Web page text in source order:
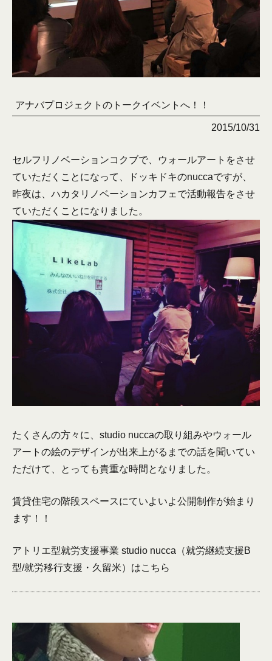
アナバプロジェクトのトークイベントへ！！
2015/10/31
セルフリノベーションコクブで、ウォールアートをさせ
ていただくことになって、ドッキドキのnuccaですが、
昨夜は、ハカタリノベーションカフェで活動報告をさせ
ていただくことになりました。
たくさんの方々に、studio nuccaの取り組みやウォール
アートの絵のデザインが出来上がるまでの話を聞いてい
ただけて、とっても貴重な時間となりました。
賃貸住宅の階段スペースにていよいよ公開制作が始まり
ます！！
アトリエ型就労支援事業 studio nucca（就労継続支援B
型/就労移行支援・久留米）はこちら